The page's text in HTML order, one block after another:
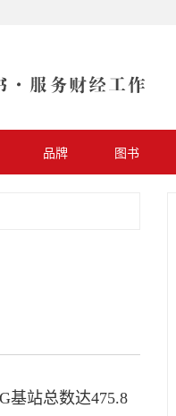
品牌 图书
基站总数达475.8